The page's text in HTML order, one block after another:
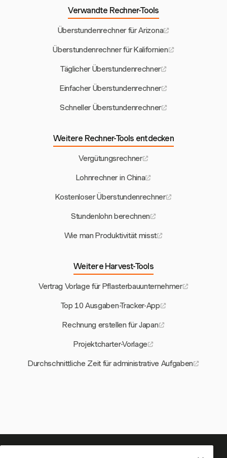
Verwandte Rechner-Tools
Überstundenrechner für Arizona
Überstundenrechner für Kalifornien
Täglicher Überstundenrechner
Einfacher Überstundenrechner
Schneller Überstundenrechner
Weitere Rechner-Tools entdecken
Vergütungsrechner
Lohnrechner in China
Kostenloser Überstundenrechner
Stundenlohn berechnen
Wie man Produktivität misst
Weitere Harvest-Tools
Vertrag Vorlage für Pflasterbauunternehmer
Top 10 Ausgaben-Tracker-App
Rechnung erstellen für Japan
Projektcharter-Vorlage
Durchschnittliche Zeit für administrative Aufgaben